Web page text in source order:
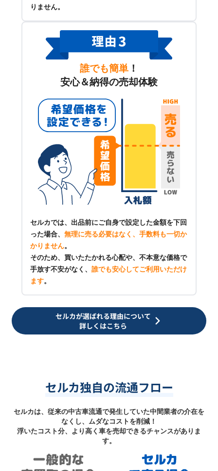
りません。
誰でも簡単 ！
安心＆納得の売却体験
セルカでは、出品前にご自身で設定した金額を下回
った場合、 無理に売る必要はなく、手数料も一切か
かりません。
そのため、買いたたかれる心配や、不本意な価格で
手放す不安がなく、 誰でも安心してご利用いただけ
ます。
セルカが選ばれる理由について
詳しくはこちら
セルカ独自の流通フロー
セルカは、従来の中古車流通で発生していた中間業者の介在を
なくし、ムダなコストを削減！
浮いたコスト分、より高く車を売却できるチャンスがありま
す。